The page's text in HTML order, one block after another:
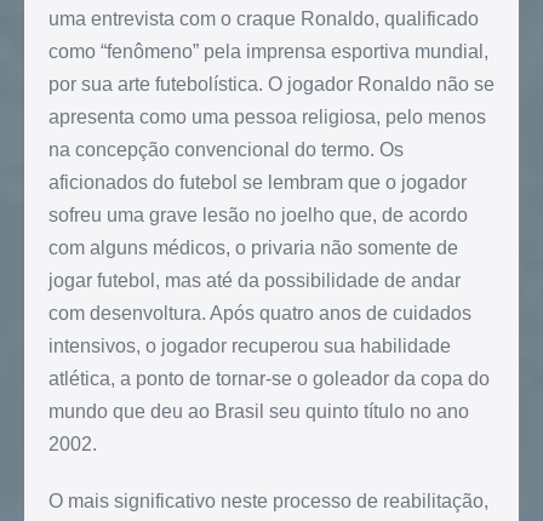
uma entrevista com o craque Ronaldo, qualificado
como “fenômeno” pela imprensa esportiva mundial,
por sua arte futebolística. O jogador Ronaldo não se
apresenta como uma pessoa religiosa, pelo menos
na concepção convencional do termo. Os
aficionados do futebol se lembram que o jogador
sofreu uma grave lesão no joelho que, de acordo
com alguns médicos, o privaria não somente de
jogar futebol, mas até da possibilidade de andar
com desenvoltura. Após quatro anos de cuidados
intensivos, o jogador recuperou sua habilidade
atlética, a ponto de tornar-se o goleador da copa do
mundo que deu ao Brasil seu quinto título no ano
2002.
O mais significativo neste processo de reabilitação,